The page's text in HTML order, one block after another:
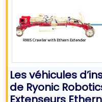
Les véhicules
de Ryonic